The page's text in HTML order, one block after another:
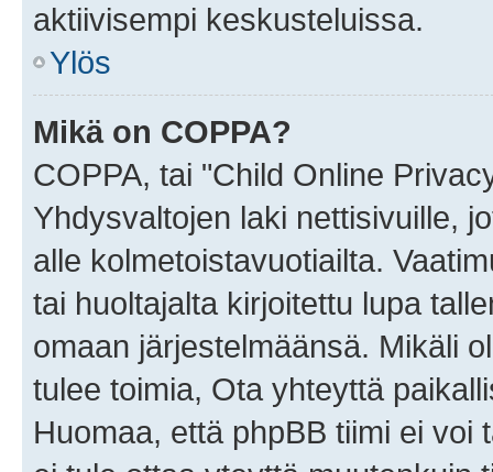
aktiivisempi keskusteluissa.
Ylös
Mikä on COPPA?
COPPA, tai "Child Online
Yhdysvaltojen laki nettisivuille,
alle kolmetoistavuotiailta.
tai huoltajalta kirjoitettu lupa
omaan järjestelmäänsä. Mikäli
tulee toimia, Ota yhteyttä
Huomaa, että phpBB tiimi ei